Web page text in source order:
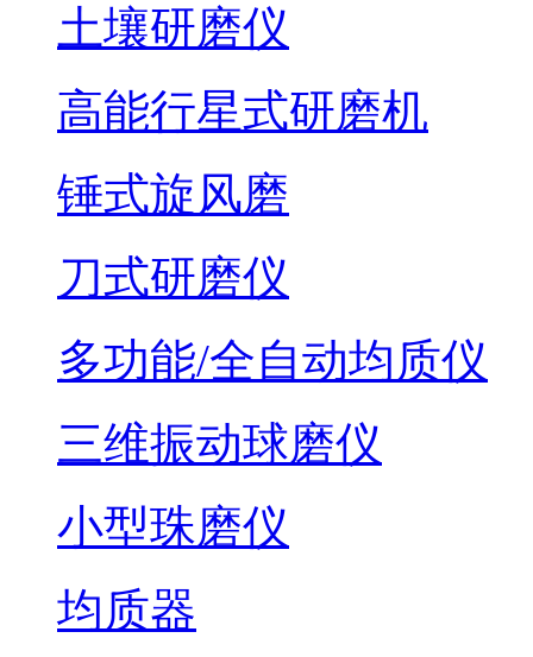
土壤研磨仪
高能行星式研磨机
锤式旋风磨
刀式研磨仪
多功能/全自动均质仪
三维振动球磨仪
小型珠磨仪
均质器